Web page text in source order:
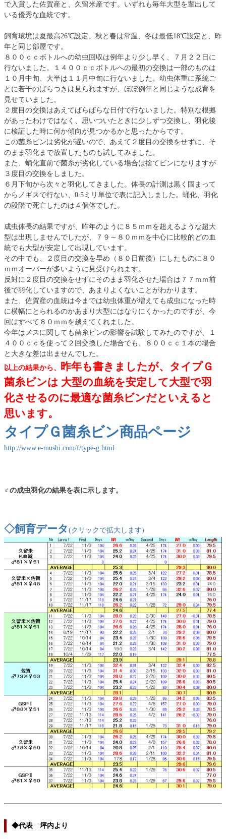
で入賞した佐賀産と、久留米産です。いずれも毎年大型を輩出して
いる優秀な血統です。
飼育環境は夏最高26℃設定、秋と春は常温、冬は最低18℃設定と、昨
年と同じ部屋です。
８００ｃｃボトルへの幼虫回収は例年より少し早く、７月２２日に
行ないました。１４００ｃｃボトルへの最初の交換は一部のものは
１０月中旬、大半は１１月中旬に行ないました。幼虫体重に系統ご
とに若干のばらつきは見られますが、ほぼ例年と同じような成育を
見せていました。
２度目の交換はあえてばらばらな日付で行ないました。特別な根拠
があったわけではなく、思いついたときに少しずつ交換し、羽化後
に検証した時に何か傾向が見つかるかと思ったからです。
この菌糸ビンは劣化が遅いので、あえて２度目の交換をせずに、そ
のまま羽化まで放置したものも試してみました。
また、蛹化直前で菌糸が劣化している場合は捨てビンになりますが
３度目の交換をしました。
６月下旬から次々と羽化してきました。体長の計測は黒く固まって
からノギスで行ない、0.5ミリ単位で表に記入しました。蛹化、羽化
の段階で死亡したのは４個体でした。
成虫体長の結果ですが、昨年のように８５ｍｍを超えるような超大
型は出現しませんでしたが、７９～８０ｍｍを中心に比較的どの血
統でも大型が安定して出現しています。
その中でも、２度目の交換を早め（８０日前後）にしたものに８０
ｍｍオーバーが多いように見受けられます。
反対に２度目の交換をせずにそのまま羽化させた場合は７７ｍｍ前
後で羽化していますので、あまりよくないことがわかります。
また、佐賀産の血統は今までは幼虫体重が増えても成虫になった時
に横幅にとられるのかあまり大型にはなりにくかったのですが、今
回はすべて８０ｍｍを越えてくれました。
今年はメスに関しても菌糸ビンの影響を試験してみたのですが、１
４００ｃｃを使って２回交換した場合でも、８００ｃｃ１本の場合
と大きな差は出ませんでした。
以上の結果から、 昨年も書きましたが、タイプＧ
菌糸ビンは 大型の血統を安定して大型で羽
化させるのに最適な菌糸ビンだといえると
思います。
タイプＧ菌糸ビン商品ページ
http://www.e-mushi.com/f/type-g.html
♂の成虫羽化の結果を表に示します。
◇飼育データ (クリックで拡大します)
◆代表 坪内より